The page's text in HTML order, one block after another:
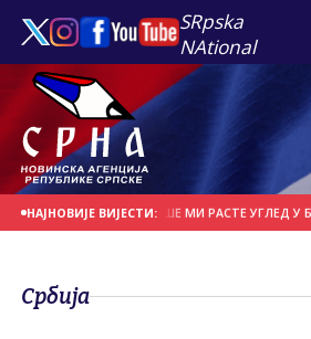
SRpska
NAtional
НАЈНОВИЈЕ ВИЈЕСТИ:
НАПАДА, СВЕ ВИШЕ МИ РАСТЕ УГЛЕД У БиХ
Србија